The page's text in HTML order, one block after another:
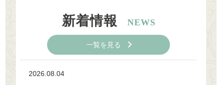
新着情報 NEWS
一覧を見る
2026.08.04